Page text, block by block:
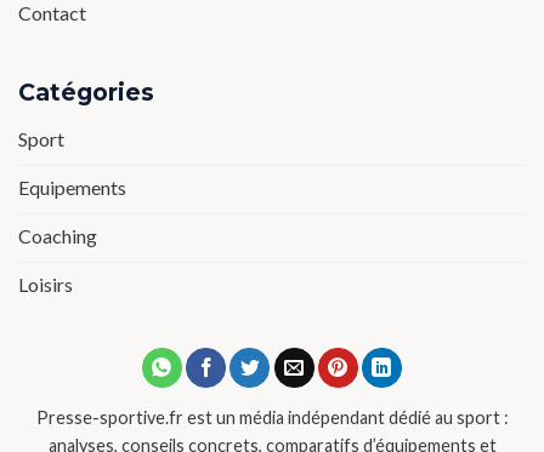
Contact
Catégories
Sport
Equipements
Coaching
Loisirs
Presse-sportive.fr est un média indépendant dédié au sport :
analyses, conseils concrets, comparatifs d’équipements et